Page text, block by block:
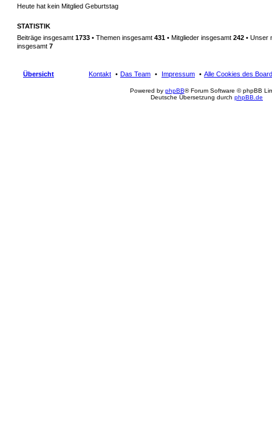
Heute hat kein Mitglied Geburtstag
STATISTIK
Beiträge insgesamt 1733 • Themen insgesamt 431 • Mitglieder insgesamt 242 • Unser
insgesamt 7
Übersicht Alle Cookies des
Impressum
Das Team
Kontakt
Powered by phpBB® Forum Software © phpBB
Deutsche Übersetzung durch phpBB.de